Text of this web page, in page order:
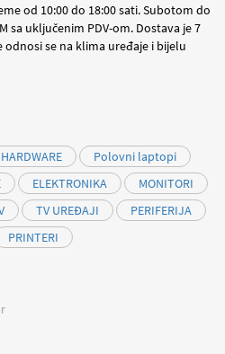
od 10:00 do 18:00 sati. Subotom do
sa uključenim PDV-om. Dostava je 7
odnosi se na klima uređaje i bijelu
HARDWARE
Polovni laptopi
ELEKTRONIKA
MONITORI
TV UREĐAJI
PERIFERIJA
PRINTERI